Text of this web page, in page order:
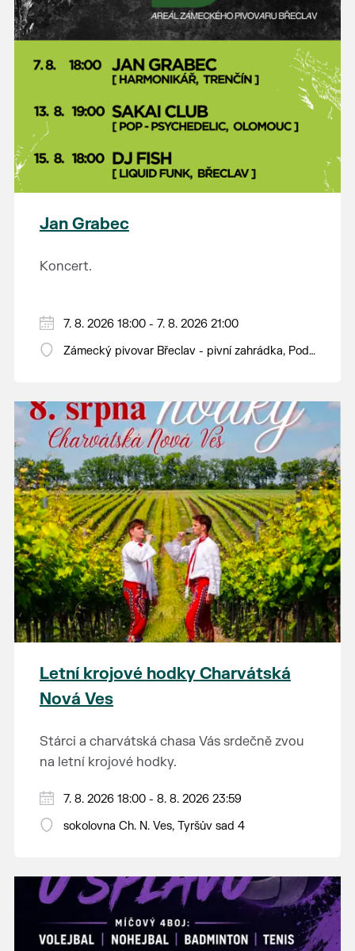
Jan Grabec
Koncert.
7. 8. 2026 18:00 - 7. 8. 2026 21:00
Zámecký pivovar Břeclav - pivní zahrádka, Pod
Letní krojové hodky Charvátská
Nová Ves
Stárci a charvátská chasa Vás srdečně zvou
na letní krojové hodky.
PÁTEK 7. srpna
18:00 - ruční stavění máje
14:00 - krojový průvod pro stárky od
hostince “U Buvola”
16:00 - odpolední zábava na sokolovně
21:00 - večerní zábava
7. 8. 2026 18:00 - 8. 8. 2026 23:59
sokolovna Ch. N. Ves, Tyršův sad 4